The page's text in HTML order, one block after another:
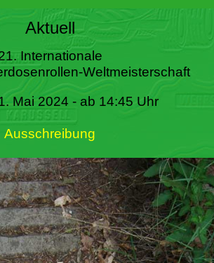
Aktuell
Internationale
Weltmeisterschaft
Mai 2024 - ab 14:45 Uhr
Ausschreibung